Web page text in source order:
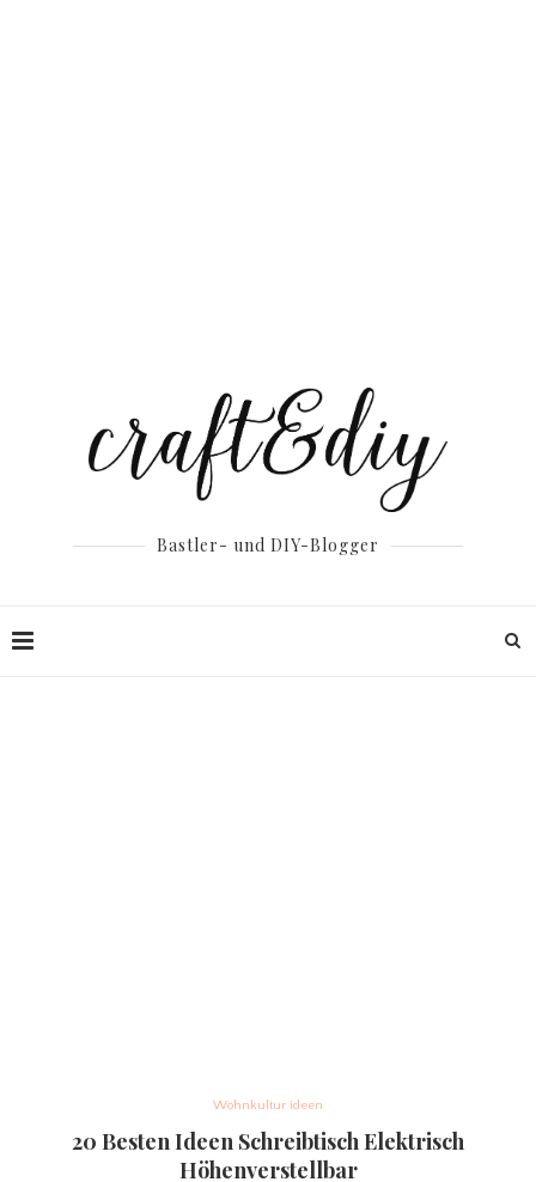
Bastler- und DIY-Blogger
Wohnkultur ideen
20 Besten Ideen Schreibtisch Elektrisch
Höhenverstellbar